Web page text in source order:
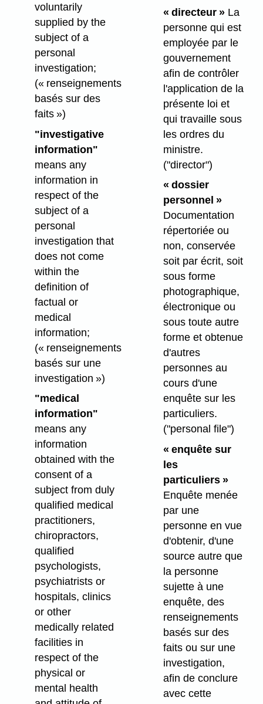
voluntarily
supplied by the
subject of a
personal
investigation;
(« renseignements
basés sur des
faits »)
"investigative
information"
means any
information in
respect of the
subject of a
personal
investigation that
does not come
within the
definition of
factual or
medical
information;
(« renseignements
basés sur une
investigation »)
"medical
information"
means any
information
obtained with the
consent of a
subject from duly
qualified medical
practitioners,
chiropractors,
qualified
psychologists,
psychiatrists or
hospitals, clinics
or other
medically related
facilities in
respect of the
physical or
mental health
« directeur »La
personne qui est
employée par le
gouvernement
afin de contrôler
l'application de la
présente loi et
qui travaille sous
les ordres du
ministre.
("director")
« dossier
personnel »
Documentation
répertoriée ou
non, conservée
soit par écrit, soit
sous forme
photographique,
électronique ou
sous toute autre
forme et obtenue
d'autres
personnes au
cours d'une
enquête sur les
particuliers.
("personal file")
« enquête sur
les
particuliers »
Enquête menée
par une
personne en vue
d'obtenir, d'une
source autre que
la personne
sujette à une
enquête, des
renseignements
basés sur des
faits ou sur une
investigation,
afin de conclure
avec cette